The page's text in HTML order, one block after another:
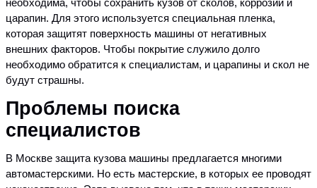
необходима, чтобы сохранить кузов от сколов, коррозии и
царапин. Для этого используется специальная пленка,
которая защитят поверхность машины от негативных
внешних факторов. Чтобы покрытие служило долго
необходимо обратится к специалистам, и царапины и скол не
будут страшны.
Проблемы поиска
специалистов
В Москве защита кузова машины предлагается многими
автомастерскими. Но есть мастерские, в которых ее проводят